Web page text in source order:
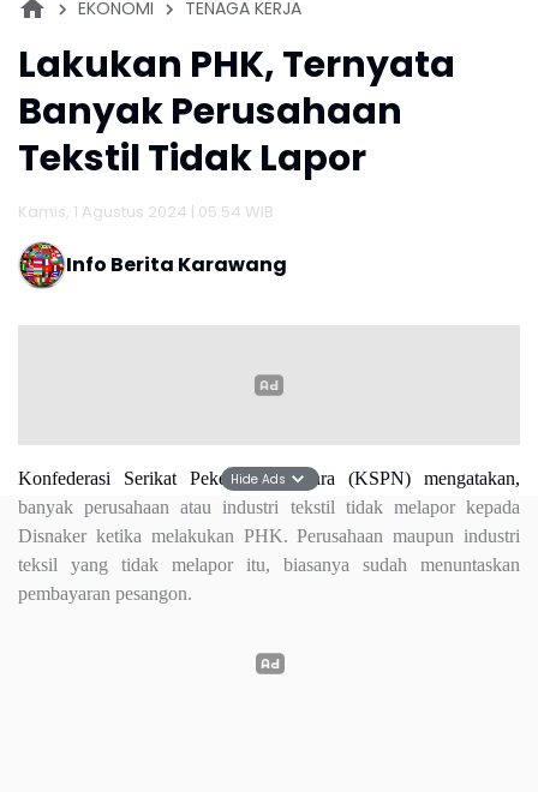
EKONOMI TENAGA KERJA
Lakukan PHK, Ternyata
Banyak Perusahaan
Tekstil Tidak Lapor
Kamis, 1 Agustus 2024 | 05:54 WIB
Info Berita Karawang
Konfederasi Serikat Pekerja Nusantara (KSPN) mengatakan,
banyak perusahaan atau industri tekstil tidak melapor kepada
Disnaker ketika melakukan PHK. Perusahaan maupun industri
teksil yang tidak melapor itu, biasanya sudah menuntaskan
pembayaran pesangon.
Hide Ads